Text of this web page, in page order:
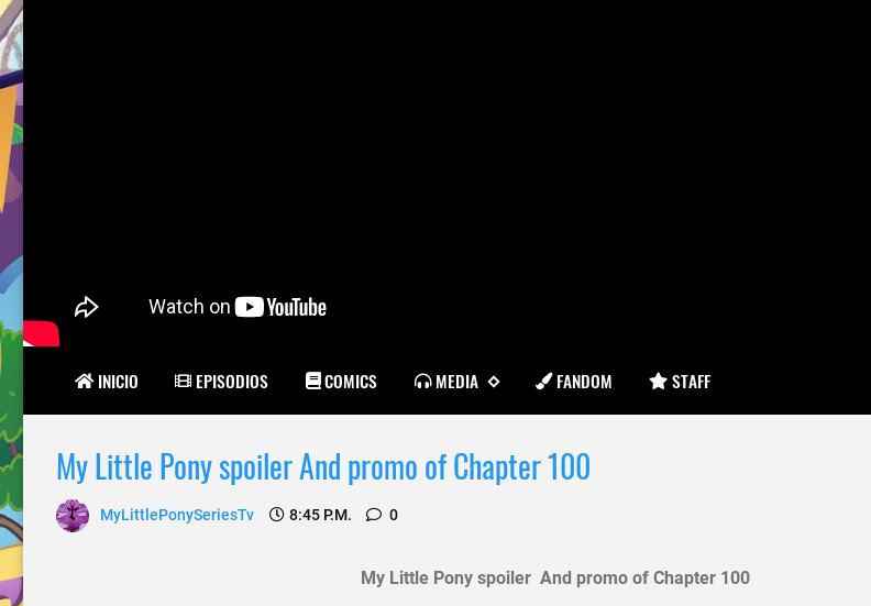
INICIO EPISODIOS COMICS MEDIA FANDOM STAFF
My Little Pony spoiler And promo of Chapter 100
MyLittlePonySeriesTv 8:45 P.m. 0
My Little Pony spoiler And promo of Chapter 100